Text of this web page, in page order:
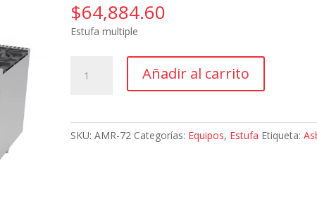
$64,884.60
Estufa multiple
AMR-
Añadir al carrito
SKU:AMR-72 Categorías: Equipos, Estufa Etiqueta: